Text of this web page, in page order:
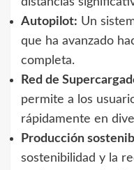
Autopilot: Un
que ha avanzado
completa.
Red de
permite a los
rápidamente en
Producción
sostenibilidad y la